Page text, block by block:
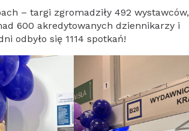
– targi zgromadziły 492
600 akredytowanych dziennikarzy i
odbyło się 1114 spotkań!